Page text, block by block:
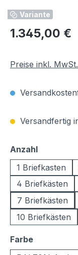
Variante
Regulärer Preis:
1.345,00 €
Preise inkl.
Versandfertig
Anzahlauswählen
1 Briefkasten
4 Briefkästen
7 Briefkästen
10 Briefkästen
Farbeauswählen